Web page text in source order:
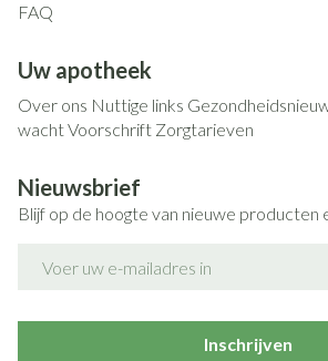
FAQ
Uw apotheek
Over ons Nuttige links
wachtVoorschrift Zorgtarieven
Nieuwsbrief
Blijf op de hoogte van nieuwe producten
Inschrijven